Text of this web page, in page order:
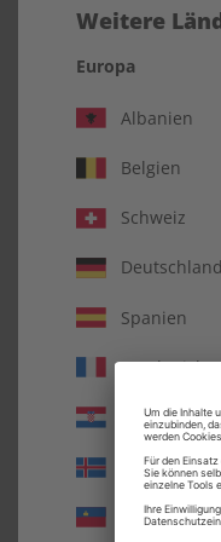
Weitere
Europa
Albanien
Belgien
Schweiz
Deutschland
Spanien
Frankreich
Kroatien
Island